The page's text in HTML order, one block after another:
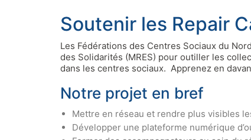
Soutenir les Repair
Les Fédérations des Centres Sociaux du
des Solidarités (MRES) pour outiller les
dans les centres sociaux. Apprenez en
Notre projet en bref
Mettre en réseau et rendre plus visibles
Développer une plateforme numérique